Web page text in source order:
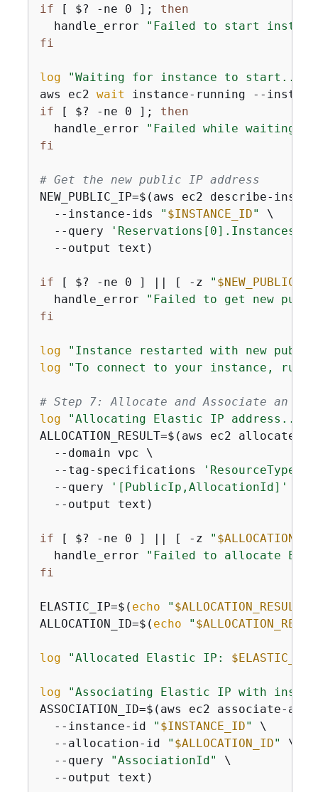
if [ $? -ne 0 ]; then
  handle_error
"Failed to start
fi
log
"Waiting for instance to start..."
aws ec2 wait instance-running --
if [ $? -ne 0 ]; then
  handle_error
"Failed while waiting
fi
# Get the new public IP address
NEW_PUBLIC_IP=$(aws ec2 describe-
  --instance-ids
" $INSTANCE_ID"
\
  --query
  --output text)
if [ $? -ne 0 ] || [ -z " $NEW_PUBLIC_IP
  handle_error
"Failed to get new
fi
log
"Instance restarted with new
log
"To connect to your instance,
# Step 7: Allocate and Associate an
log
"Allocating Elastic IP address..."
ALLOCATION_RESULT=$(aws ec2 allocate-
  --domain vpc \
  --tag-specifications
  --query
'[PublicIp,AllocationId]'
  --output text)
if [ $? -ne 0 ] || [ -z "
  handle_error
"Failed to allocate
fi
ELASTIC_IP=$( echo " $ALLOCATION_RESULT
ALLOCATION_ID=$( echo "
log "Allocated Elastic IP: $ELASTIC_IP
log
"Associating Elastic IP with
ASSOCIATION_ID=$(aws ec2 associate-
  --instance-id
" $INSTANCE_ID"
\
  --allocation-id
" $ALLOCATION_ID"
\
  --query
"AssociationId"
\
  --output text)